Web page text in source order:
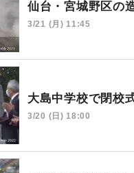
仙台・宮城野区の
3/21 (月) 11:45
大島中学校で閉
3/20 (日) 18:00